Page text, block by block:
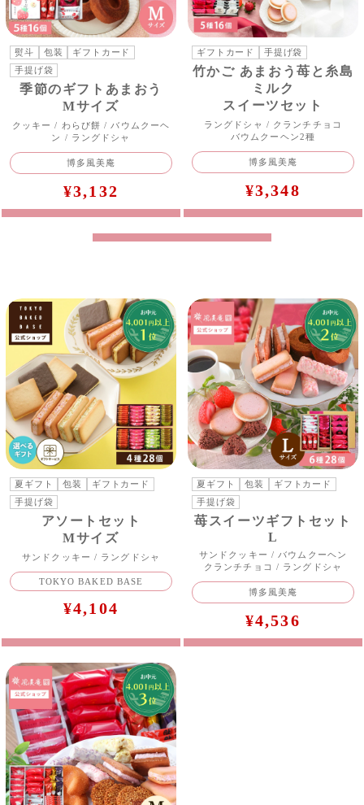
熨斗 包装
ギフトカード
手提げ袋
季節のギフトあまおう
Mサイズ
クッキー / わらび餅 / バウムクーヘ
ン / ラングドシャ
博多風美庵
¥3,132
ギフトカード 手提げ袋
竹かご あまおう苺と糸島
ミルク
スイーツセット
ラングドシャ / クランチチョコ
バウムクーヘン2種
博多風美庵
¥3,348
夏ギフト 包装
ギフトカード
手提げ袋
アソートセット
Mサイズ
サンドクッキー / ラングドシャ
TOKYO BAKED BASE
¥4,104
夏ギフト 包装
ギフトカード
手提げ袋
苺スイーツギフトセット
L
サンドクッキー / バウムクーヘン
クランチチョコ / ラングドシャ
博多風美庵
¥4,536